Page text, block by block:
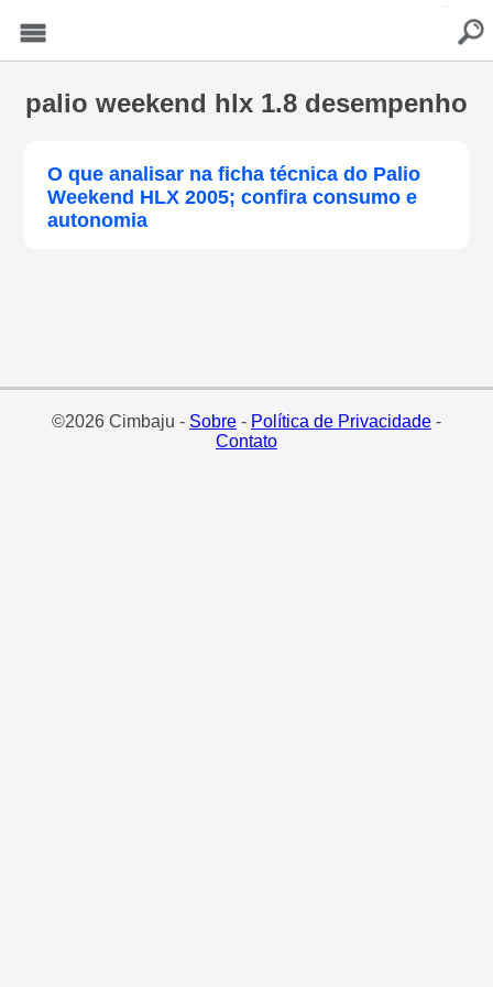
palio weekend hlx 1.8 desempenho
O que analisar na ficha técnica do Palio
Weekend HLX 2005; confira consumo e
autonomia
©2026 Cimbaju - Sobre- Política de Privacidade-
Contato